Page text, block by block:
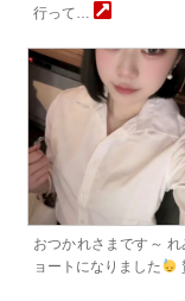
行って…
おつかれさまです～ れ
ョートになりました